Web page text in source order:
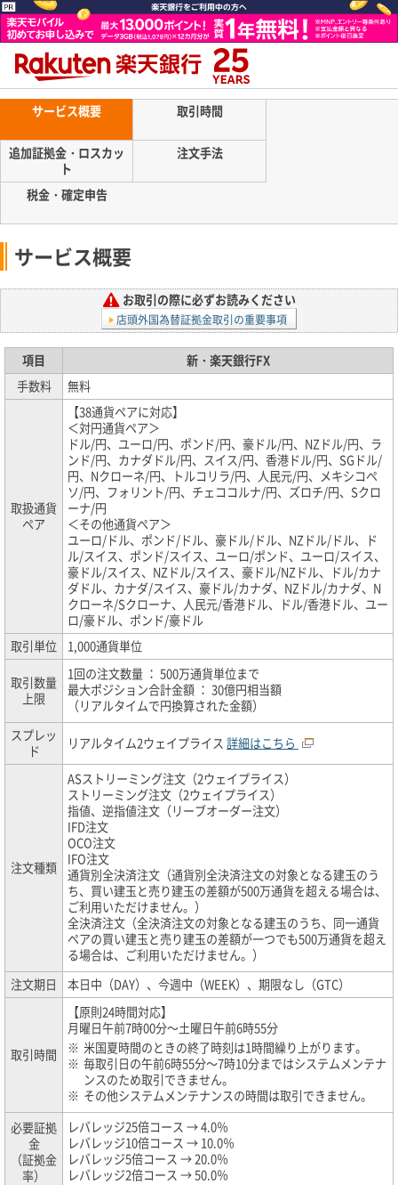
サービス概要 取引時間
追加証拠金・ロスカッ
ト
注文手法
税金・確定申告
サービス概要
お取引の際に必ずお読みください
店頭外国為替証拠金取引の重要事項
項目
新・楽天銀行FX
手数料
無料
取扱通貨
ペア
【38通貨ペアに対応】
＜対円通貨ペア＞
ドル/円、ユーロ/円、ポンド/円、豪ドル/円、NZドル/円、ラ
ンド/円、カナダドル/円、スイス/円、香港ドル/円、SGドル/
円、Nクローネ/円、トルコリラ/円、人民元/円、メキシコペ
ソ/円、フォリント/円、チェココルナ/円、ズロチ/円、Sクロ
ーナ/円
＜その他通貨ペア＞
ユーロ/ドル、ポンド/ドル、豪ドル/ドル、NZドル/ドル、ド
ル/スイス、ポンド/スイス、ユーロ/ポンド、ユーロ/スイス、
豪ドル/スイス、NZドル/スイス、豪ドル/NZドル、ドル/カナ
ダドル、カナダ/スイス、豪ドル/カナダ、NZドル/カナダ、N
クローネ/Sクローナ、人民元/香港ドル、ドル/香港ドル、ユー
ロ/豪ドル、ポンド/豪ドル
取引単位
1,000通貨単位
取引数量
上限
1回の注文数量 ： 500万通貨単位まで
最大ポジション合計金額 ： 30億円相当額
（リアルタイムで円換算された金額）
スプレッ
ド
リアルタイム2ウェイプライス 詳細はこちら
注文種類
ASストリーミング注文（2ウェイプライス）
ストリーミング注文（2ウェイプライス）
指値、逆指値注文（リーブオーダー注文）
IFD注文
OCO注文
IFO注文
通貨別全決済注文（通貨別全決済注文の対象となる建玉のう
ち、買い建玉と売り建玉の差額が500万通貨を超える場合は、
ご利用いただけません。）
全決済注文（全決済注文の対象となる建玉のうち、同一通貨
ペアの買い建玉と売り建玉の差額が一つでも500万通貨を超え
る場合は、ご利用いただけません。）
注文期日
本日中（DAY）、今週中（WEEK）、期限なし（GTC）
取引時間
【原則24時間対応】
月曜日午前7時00分～土曜日午前6時55分
※ 米国夏時間のときの終了時刻は1時間繰り上がります。
※ 毎取引日の午前6時55分～7時10分まではシステムメンテナ
ンスのため取引できません。
※ その他システムメンテナンスの時間は取引できません。
必要証拠
金
（証拠金
率）
レバレッジ25倍コース → 4.0％
レバレッジ10倍コース → 10.0％
レバレッジ5倍コース → 20.0％
レバレッジ2倍コース → 50.0％